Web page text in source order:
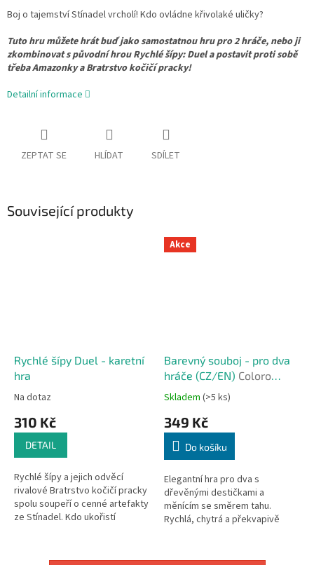
Boj o tajemství Stínadel vrcholí! Kdo ovládne křivolaké uličky?
Tuto hru můžete hrát buď jako samostatnou hru pro 2 hráče, nebo ji
zkombinovat s původní hrou Rychlé šípy: Duel a postavit proti sobě
třeba Amazonky a Bratrstvo kočičí pracky!
Detailní informace
ZEPTAT SE HLÍDAT SDÍLET
Související produkty
Rychlé šípy Duel - karetní
hra
Na dotaz
310 Kč
DETAIL
Rychlé šípy a jejich odvěcí
rivalové Bratrstvo kočičí pracky
spolu soupeří o cenné artefakty
ze Stínadel. Kdo ukořistí
Akce
Barevný souboj - pro dva
hráče (CZ/EN) Coloro
(CZ/EN)
Skladem (>5 ks)
349 Kč
Do košíku
Elegantní hra pro dva s
dřevěnými destičkami a
měnícím se směrem tahu.
Rychlá, chytrá a překvapivě